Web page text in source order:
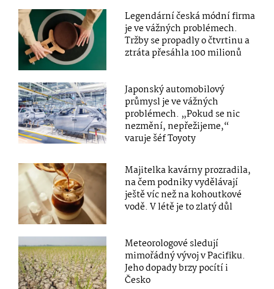
Legendární česká módní firma
je ve vážných problémech.
Tržby se propadly o čtvrtinu a
ztráta přesáhla 100 milionů
Japonský automobilový
průmysl je ve vážných
problémech. „Pokud se nic
nezmění, nepřežijeme,“
varuje šéf Toyoty
Majitelka kavárny prozradila,
na čem podniky vydělávají
ještě víc než na kohoutkové
vodě. V létě je to zlatý důl
Meteorologové sledují
mimořádný vývoj v Pacifiku.
Jeho dopady brzy pocítí i
Česko